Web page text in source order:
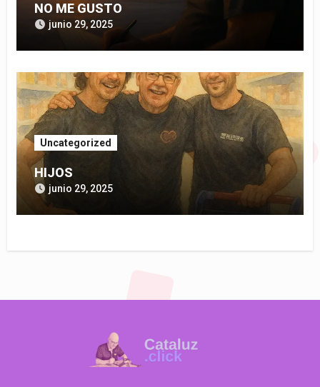
NO ME GUSTO
junio 29, 2025
Uncategorized
HIJOS
junio 29, 2025